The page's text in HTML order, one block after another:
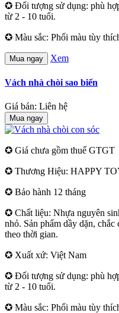
✪ Đối tượng sử dụng: phù
từ 2 - 10 tuổi.
✪ Màu sắc: Phối màu tùy
Mua ngay Xem
Vách nhà chòi sao biển
Giá bán: Liên hệ
Mua ngay
✪ Giá chưa gồm thuế GTGT
✪ Thương Hiệu: HAPPY
✪ Bảo hành 12 tháng
✪ Chất liệu: Nhựa nguyên
nhỏ. Sản phẩm dầy dặn,
theo thời gian.
✪ Xuất xứ: Việt Nam
✪ Đối tượng sử dụng: phù
từ 2 - 10 tuổi.
✪ Màu sắc: Phối màu tùy